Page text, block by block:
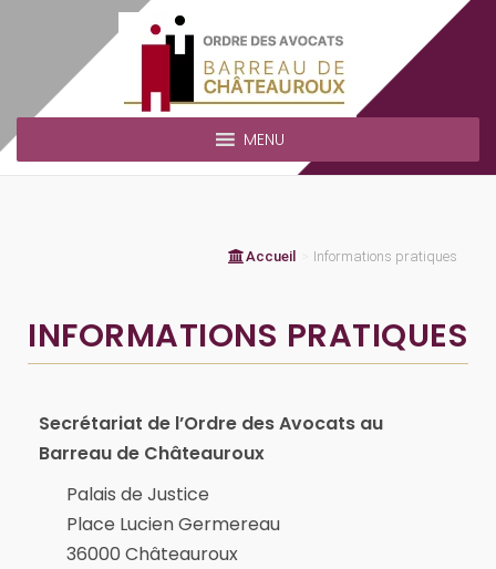
MENU
Accueil Informations pratiques
INFORMATIONS PRATIQUES
Secrétariat de l’Ordre des Avocats au
Barreau de Châteauroux
Palais de Justice
Place Lucien Germereau
36000 Châteauroux